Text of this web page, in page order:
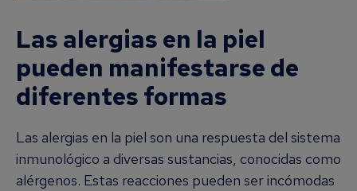
Las alergias en la piel
pueden manifestarse de
diferentes formas
Las alergias en la piel son una respuesta del sistema
inmunológico a diversas sustancias, conocidas como
alérgenos. Estas reacciones pueden ser incómodas